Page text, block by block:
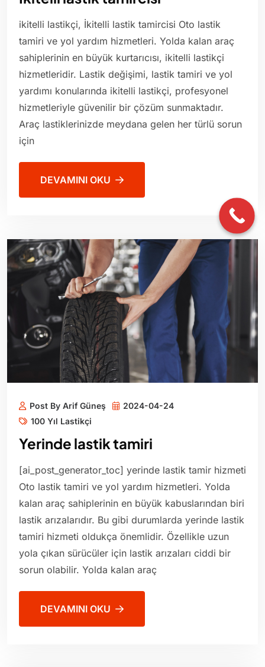
ikitelli lastikçi, İkitelli lastik tamircisi Oto lastik
tamiri ve yol yardım hizmetleri. Yolda kalan araç
sahiplerinin en büyük kurtarıcısı, ikitelli lastikçi
hizmetleridir. Lastik değişimi, lastik tamiri ve yol
yardımı konularında ikitelli lastikçi, profesyonel
hizmetleriyle güvenilir bir çözüm sunmaktadır.
Araç lastiklerinizde meydana gelen her türlü sorun
için
DEVAMINI OKU
Post By Arif Güneş
2024-04-24
100 Yıl Lastikçi
Yerinde lastik tamiri
[ai_post_generator_toc] yerinde lastik tamir hizmeti
Oto lastik tamiri ve yol yardım hizmetleri. Yolda
kalan araç sahiplerinin en büyük kabuslarından biri
lastik arızalarıdır. Bu gibi durumlarda yerinde lastik
tamiri hizmeti oldukça önemlidir. Özellikle uzun
yola çıkan sürücüler için lastik arızaları ciddi bir
sorun olabilir. Yolda kalan araç
DEVAMINI OKU